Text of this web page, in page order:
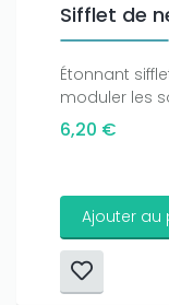
Sifflet de
Étonnant
moduler les
6,20 €
Ajouter au